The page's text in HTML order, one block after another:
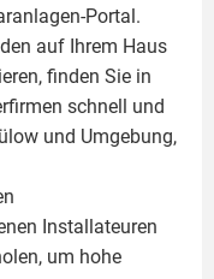
Portal.
auf Ihrem Haus
finden Sie in
schnell und
und Umgebung,
Installateuren
um hohe